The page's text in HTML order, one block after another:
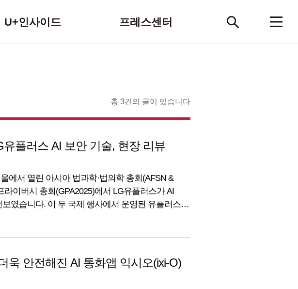
U+인사이드 프레스센터
총 3건의 글이 있습니다
플러스 AI 보안 기술, 현장 리뷰
에서 열린 아시아 법과학·법의학 총회(AFSN &
라이버시 총회(GPA2025)에서 LG유플러스가 AI
였습니다. 이 두 국제 행사에서 운영된 유플러스의
관계자들에게 한국의 앞선 AI 보안 역량을 확인할
욱 안전해진 AI 통화앱 익시오(ixi-O)